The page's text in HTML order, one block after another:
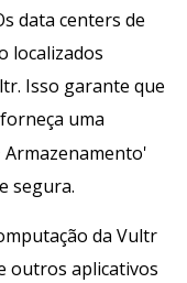
data centers de
localizados
Isso garante que
uma
segura.
da Vultr
outros aplicativos